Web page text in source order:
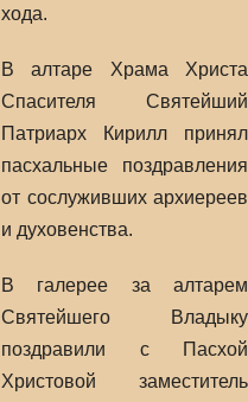
хода.
В алтаре Храма Христа
Спасителя Святейший
Патриарх Кирилл принял
пасхальные поздравления
от сослуживших архиереев
и духовенства.
В галерее за алтарем
Святейшего Владыку
поздравили с Пасхой
Христовой заместитель